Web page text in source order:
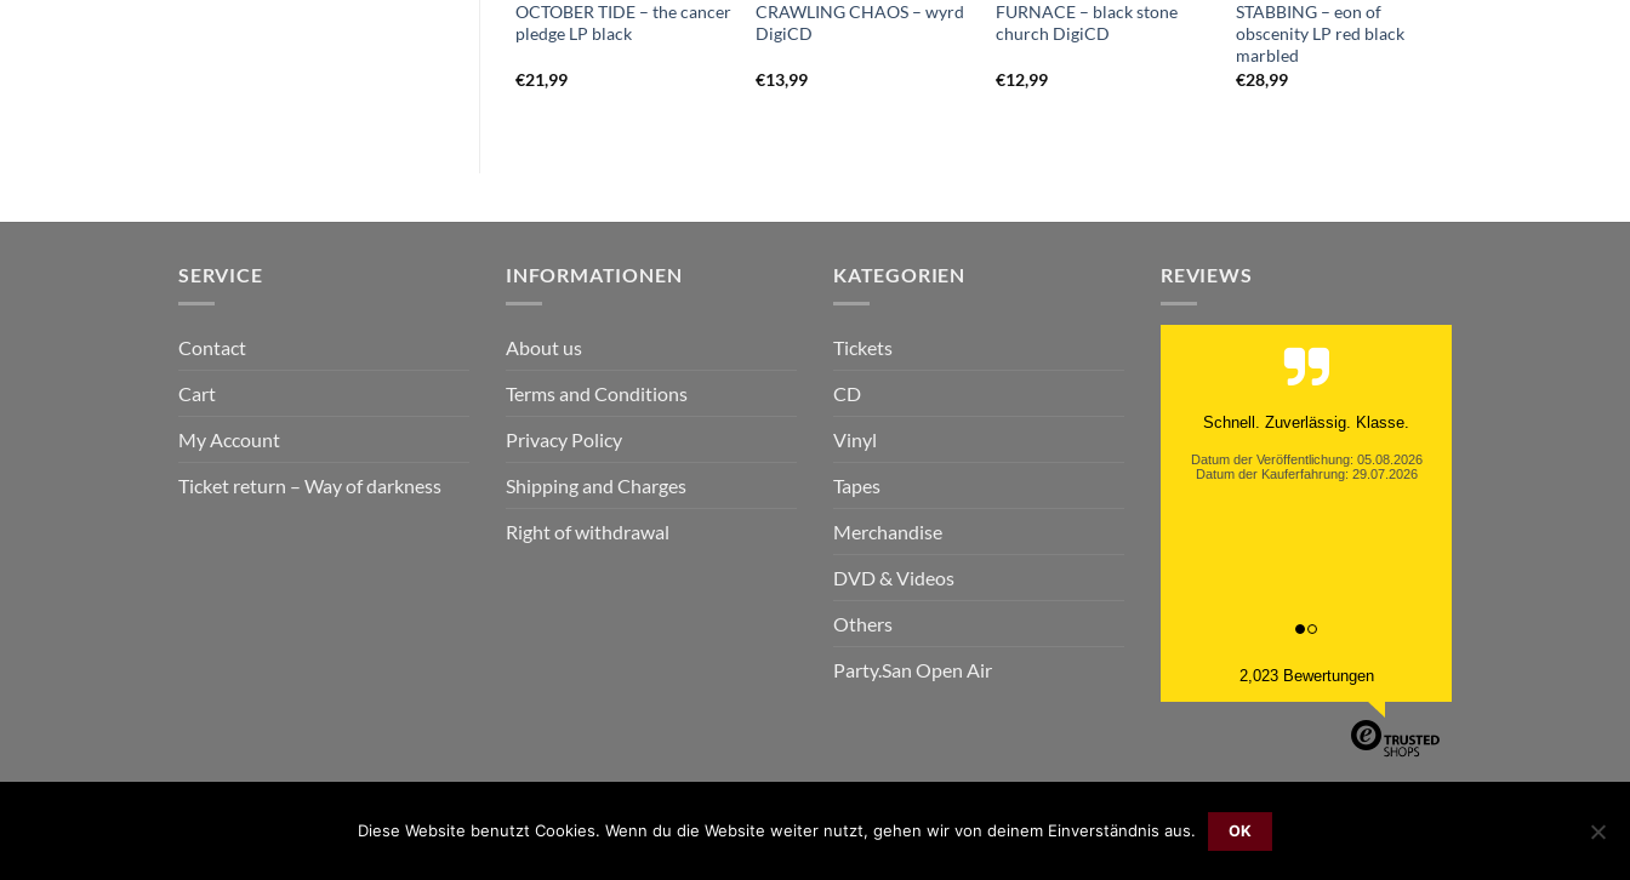
OCTOBER TIDE – the cancer
pledge LP black
€21,99
CRAWLING CHAOS – wyrd
DigiCD
€13,99
FURNACE – black stone
church DigiCD
€12,99
STABBING – eon of
obscenity LP red black
marbled
€28,99
SERVICE
Contact
Cart
My Account
Ticket return – Way of darkness
INFORMATIONEN
About us
Terms and Conditions
Privacy Policy
Shipping and Charges
Right of withdrawal
KATEGORIEN
Tickets
CD
Vinyl
Tapes
Merchandise
DVD & Videos
Others
Party.San Open Air
REVIEWS
Moinsen, hat alles super geklappt.
Datum der Veröffentlichung: 05.08.2026
2,023 Bewertungen
PayPal
Bank
Cash
Sepa
Diese Website benutzt Cookies. Wenn du die Website weiter nutzt, gehen wir von deinem Einverständnis aus. OK